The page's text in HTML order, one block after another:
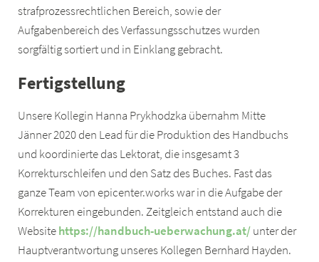
strafprozessrechtlichen Bereich, sowie der
Aufgabenbereich des Verfassungsschutzes wurden
sorgfältig sortiert und in Einklang gebracht.
Fertigstellung
Unsere Kollegin Hanna Prykhodzka übernahm Mitte
Jänner 2020 den Lead für die Produktion des Handbuchs
und koordinierte das Lektorat, die insgesamt 3
Korrekturschleifen und den Satz des Buches. Fast das
ganze Team von epicenter.works war in die Aufgabe der
Korrekturen eingebunden. Zeitgleich entstand auch die
Websitehttps://handbuch-ueberwachung.at/unter der
Hauptverantwortung unseres Kollegen Bernhard Hayden.